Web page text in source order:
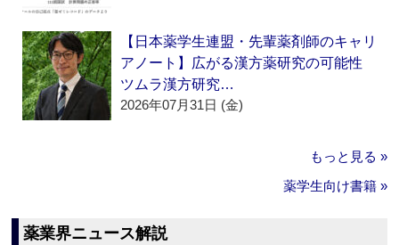
【日本薬学生連盟・先輩薬剤師のキャリ
アノート】広がる漢方薬研究の可能性
ツムラ漢方研究…
2026年07月31日 (金)
もっと見る »
薬学生向け書籍 »
薬業界ニュース解説